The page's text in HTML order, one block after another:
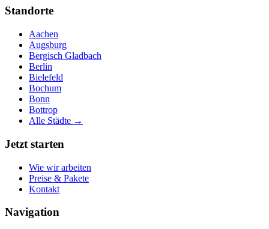
Standorte
Aachen
Augsburg
Bergisch Gladbach
Berlin
Bielefeld
Bochum
Bonn
Bottrop
Alle Städte →
Jetzt starten
Wie wir arbeiten
Preise & Pakete
Kontakt
Navigation